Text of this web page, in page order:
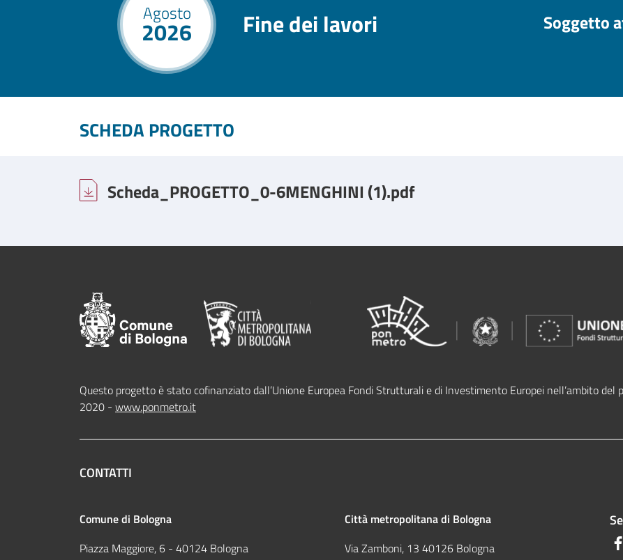
Agosto
2026 Fine dei lavori
Soggetto
SCHEDA PROGETTO
Scheda_PROGETTO_0-6MENGHINI (1).pdf
Questo progetto è stato cofinanziato dall’Unione Europea Fondi Strutturali e di Investimento Europei nell’ambito
2020 - www.ponmetro.it
CONTATTI
Comune di Bologna
Piazza Maggiore, 6 - 40124 Bologna
Città metropolitana di Bologna
Via Zamboni, 13 40126 Bologna